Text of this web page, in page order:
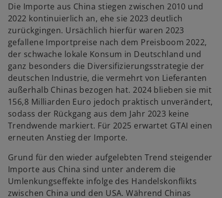
k
a
t
Die Importe aus China stiegen zwischen 2010 und
2022 kontinuierlich an, ehe sie 2023 deutlich
zurückgingen. Ursächlich hierfür waren 2023
gefallene Importpreise nach dem Preisboom 2022,
der schwache lokale Konsum in Deutschland und
ganz besonders die Diversifizierungsstrategie der
deutschen Industrie, die vermehrt von Lieferanten
außerhalb Chinas bezogen hat. 2024 blieben sie mit
156,8 Milliarden Euro jedoch praktisch unverändert,
sodass der Rückgang aus dem Jahr 2023 keine
Trendwende markiert. Für 2025 erwartet GTAI einen
erneuten Anstieg der Importe.
Grund für den wieder aufgelebten Trend steigender
Importe aus China sind unter anderem die
Umlenkungseffekte infolge des Handelskonflikts
zwischen China und den USA. Während Chinas